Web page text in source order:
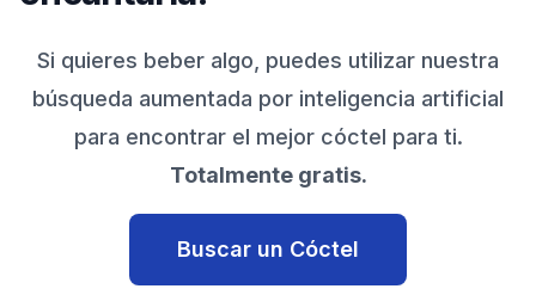
Si quieres beber algo, puedes utilizar nuestra
búsqueda aumentada por inteligencia artificial
para encontrar el mejor cóctel para ti.
Totalmente gratis.
Buscar un Cóctel